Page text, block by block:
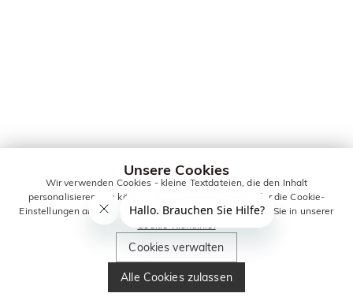
Unsere Cookies
Wir verwenden Cookies - kleine Textdateien, die den Inhalt
personalisieren. Sie können alle Cookies zulassen oder die Cookie-
Einstellungen anpassen. Weitere Informationen erhalten Sie in unserer
Cookie-Richtlinie.
Cookies verwalten
Alle Cookies zulassen